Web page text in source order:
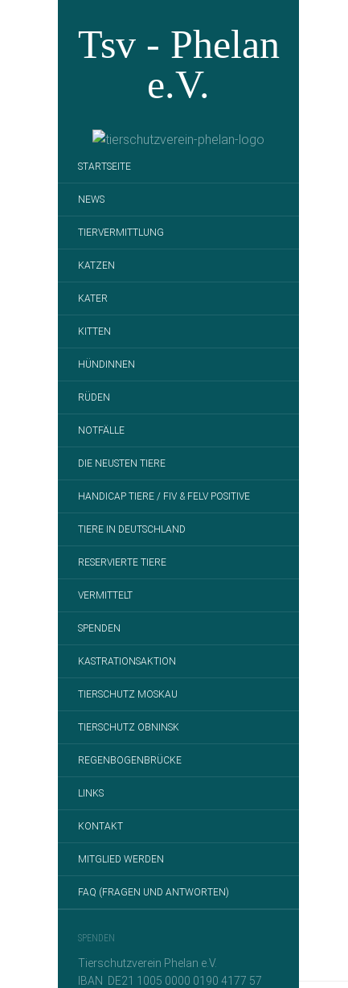
Tsv - Phelan
e.V.
STARTSEITE
NEWS
TIERVERMITTLUNG
KATZEN
KATER
KITTEN
HÜNDINNEN
RÜDEN
NOTFÄLLE
DIE NEUSTEN TIERE
HANDICAP TIERE / FIV & FELV POSITIVE
TIERE IN DEUTSCHLAND
RESERVIERTE TIERE
VERMITTELT
SPENDEN
KASTRATIONSAKTION
TIERSCHUTZ MOSKAU
TIERSCHUTZ OBNINSK
REGENBOGENBRÜCKE
LINKS
KONTAKT
MITGLIED WERDEN
FAQ (FRAGEN UND ANTWORTEN)
SPENDEN
Tierschutzverein Phelan e.V.
IBAN DE21 1005 0000 0190 4177 57